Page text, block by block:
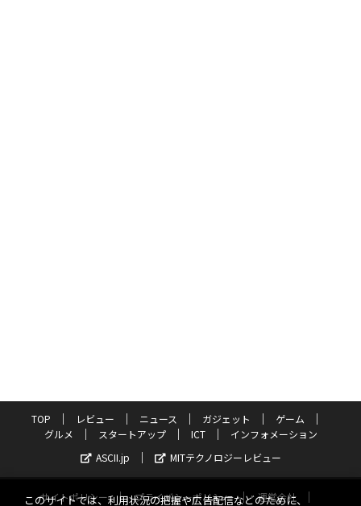
TOP レビュー ニュース ガジェット
ゲーム
グルメ
スタートアップ ICT
インフォメーション
ASCII.jp
MITテクノロジーレビュー
サイトポリシー プライバシーポリシー
運営会社
このサイトでは、利用状況の把握や広告配信などのために、